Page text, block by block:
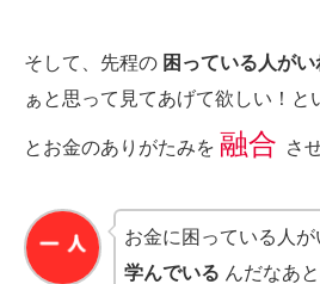
そして、先程の 困っている人が
ぁと思って見てあげて欲しい！と
とお金のありがたみを 融合 さ
お金に困っている人が
学んでいる んだなあ